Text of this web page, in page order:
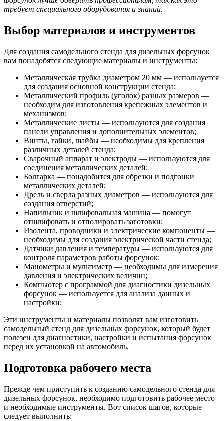
требует специального оборудования и знаний.
Выбор материалов и инструментов
Для создания самодельного стенда для дизельных форсунок
вам понадобятся следующие материалы и инструменты:
Металлическая трубка диаметром 20 мм — используется
для создания основной конструкции стенда;
Металлический профиль (уголок) разных размеров —
необходим для изготовления крепежных элементов и
механизмов;
Металлические листы — используются для создания
панели управления и дополнительных элементов;
Винты, гайки, шайбы — необходимы для крепления
различных деталей стенда;
Сварочный аппарат и электроды — используются для
соединения металлических деталей;
Болгарка — понадобится для обрезки и подгонки
металлических деталей;
Дрель и сверла разных диаметров — используются для
создания отверстий;
Напильник и шлифовальная машина — помогут
отшлифовать и отполировать заготовки;
Изолента, проводники и электрические компоненты —
необходимы для создания электрической части стенда;
Датчики давления и температуры — используются для
контроля параметров работы форсунок;
Манометры и мультиметр — необходимы для измерения
давления и электрических величин;
Компьютер с программой для диагностики дизельных
форсунок — используется для анализа данных и
настройки;
Эти инструменты и материалы позволят вам изготовить
самодельный стенд для дизельных форсунок, который будет
полезен для диагностики, настройки и испытания форсунок
перед их установкой на автомобиль.
Подготовка рабочего места
Прежде чем приступить к созданию самодельного стенда для
дизельных форсунок, необходимо подготовить рабочее место
и необходимые инструменты. Вот список шагов, которые
следует выполнить: